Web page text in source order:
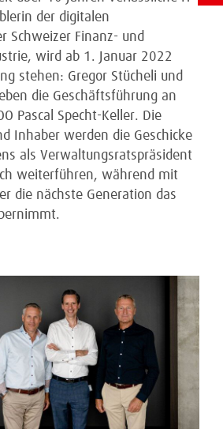
der digitalen
Schweizer Finanz- und
wird ab 1. Januar 2022
stehen: Gregor Stücheli und
die Geschäftsführung an
Pascal Specht-Keller. Die
Inhaber werden die Geschicke
als Verwaltungsratspräsident
weiterführen, während mit
die nächste Generation das